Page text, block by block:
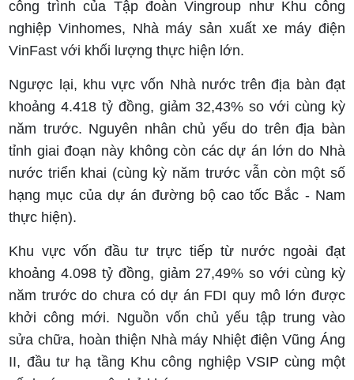
công trình của Tập đoàn Vingroup như Khu công
nghiệp Vinhomes, Nhà máy sản xuất xe máy điện
VinFast với khối lượng thực hiện lớn.
Ngược lại, khu vực vốn Nhà nước trên địa bàn đạt
khoảng 4.418 tỷ đồng, giảm 32,43% so với cùng kỳ
năm trước. Nguyên nhân chủ yếu do trên địa bàn
tỉnh giai đoạn này không còn các dự án lớn do Nhà
nước triển khai (cùng kỳ năm trước vẫn còn một số
hạng mục của dự án đường bộ cao tốc Bắc - Nam
thực hiện).
Khu vực vốn đầu tư trực tiếp từ nước ngoài đạt
khoảng 4.098 tỷ đồng, giảm 27,49% so với cùng kỳ
năm trước do chưa có dự án FDI quy mô lớn được
khởi công mới. Nguồn vốn chủ yếu tập trung vào
sửa chữa, hoàn thiện Nhà máy Nhiệt điện Vũng Áng
II, đầu tư hạ tầng Khu công nghiệp VSIP cùng một